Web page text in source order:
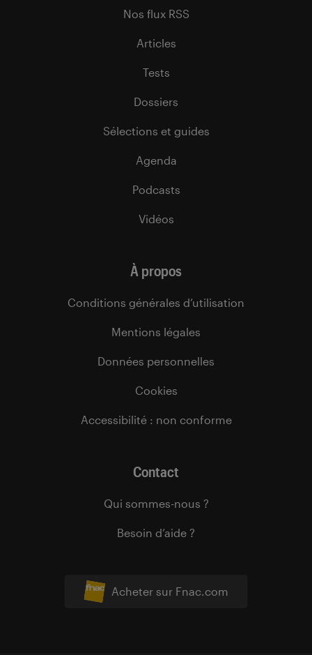
Acheter sur Fnac.com
Nos flux RSS
Articles
Tests
Dossiers
Sélections et guides
Agenda
Podcasts
Vidéos
À propos
Conditions générales d’utilisation
Mentions légales
Données personnelles
Cookies
Accessibilité : non conforme
Contact
Qui sommes-nous ?
Besoin d’aide ?